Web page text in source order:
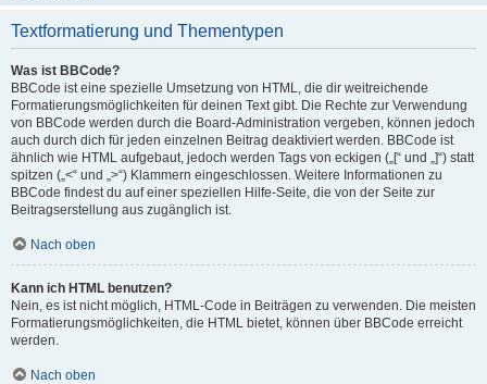
Textformatierung und Thementypen
Was ist BBCode?
BBCode ist eine spezielle Umsetzung von HTML, die dir weitreichende
Formatierungsmöglichkeiten für deinen Text gibt. Die Rechte zur Verwendung
von BBCode werden durch die Board-Administration vergeben, können jedoch
auch durch dich für jeden einzelnen Beitrag deaktiviert werden. BBCode ist
ähnlich wie HTML aufgebaut, jedoch werden Tags von eckigen („[“ und „]“) statt
spitzen („<“ und „>“) Klammern eingeschlossen. Weitere Informationen zu
BBCode findest du auf einer speziellen Hilfe-Seite, die von der Seite zur
Beitragserstellung aus zugänglich ist.
Nach oben
Kann ich HTML benutzen?
Nein, es ist nicht möglich, HTML-Code in Beiträgen zu verwenden. Die meisten
Formatierungsmöglichkeiten, die HTML bietet, können über BBCode erreicht
werden.
Nach oben